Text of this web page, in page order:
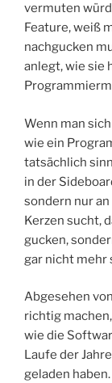
vermuten
Feature, weiß
nachgucken
anlegt, wie sie
Wenn man
wie ein
tatsächlich
in der
sondern nur
Kerzen sucht,
gucken,
gar nicht mehr
Abgesehen
richtig
wie die
Laufe der
geladen